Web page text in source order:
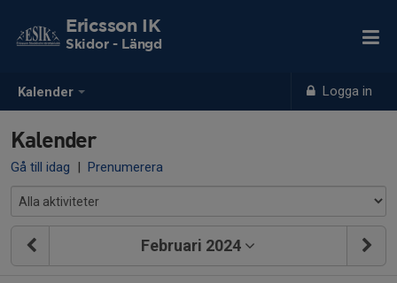
Kalender Logga in
Ericsson IK
Skidor - Längd
Kalender
Gå till idag | Prenumerera
Februari 2024